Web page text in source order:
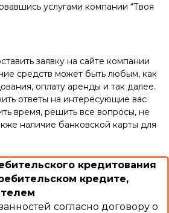
услугами компании “Твоя
заявку на сайте компании
средств может быть любым, как
оплату аренды и так далее.
ответы на интересующие вас
время, решить все вопросы, не
наличие банковской карты для
кредитования
кредите,
согласно договору о